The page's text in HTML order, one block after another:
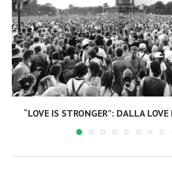
“LOVE IS STRONGER”: DALLA LOVE